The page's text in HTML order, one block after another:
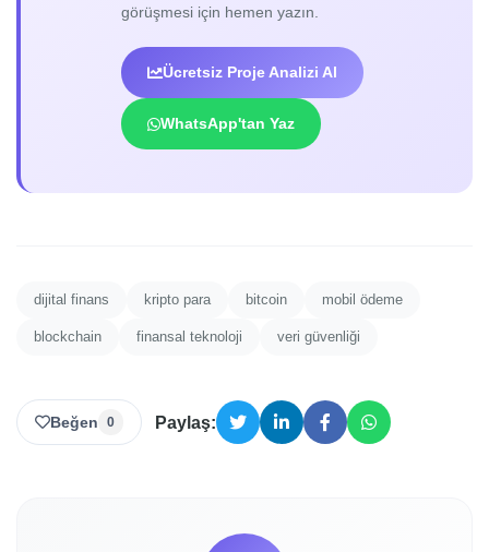
görüşmesi için hemen yazın.
Ücretsiz Proje Analizi Al
WhatsApp'tan Yaz
dijital finans kripto para bitcoin mobil ödeme
blockchain finansal teknoloji veri güvenliği
Beğen 0 Paylaş: